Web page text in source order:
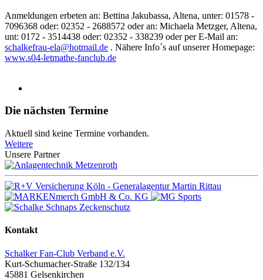
Anmeldungen erbeten an: Bettina Jakubassa, Altena, unter: 01578 -
7096368 oder: 02352 - 2688572 oder an: Michaela Metzger, Altena,
unt: 0172 - 3514438 oder: 02352 - 338239 oder per E-Mail an:
schalkefrau-ela@hotmail.de . Nähere Info´s auf unserer Homepage:
www.s04-letmathe-fanclub.de
Die nächsten Termine
Aktuell sind keine Termine vorhanden.
Weitere
Unsere Partner
Kontakt
Schalker Fan-Club Verband e.V.
Kurt-Schumacher-Straße 132/134
45881 Gelsenkirchen